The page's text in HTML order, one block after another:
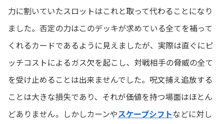
力に割いていたスロットはこれと取って代わることになり
ました。否定の力はこのデッキが求めている全てを補って
くれるカードであるように見えましたが、実際は直ぐにピ
ッチコストによるガス欠を起こし、対戦相手の脅威の全て
を受け止めることは出来ませんでした。呪文捕え追放する
ことは大きな損失であり、それが価値を持つ場面はほとん
どありません。しかしカーンやスケープシフトなどに対し